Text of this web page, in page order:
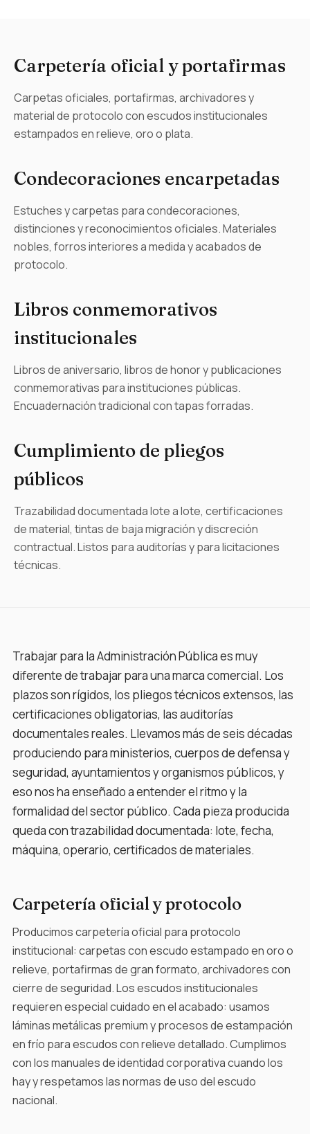
Servicios para el sector
Carpetería oficial y portafirmas
Carpetas oficiales, portafirmas, archivadores y
material de protocolo con escudos institucionales
estampados en relieve, oro o plata.
Condecoraciones encarpetadas
Estuches y carpetas para condecoraciones,
distinciones y reconocimientos oficiales. Materiales
nobles, forros interiores a medida y acabados de
protocolo.
Libros conmemorativos
institucionales
Libros de aniversario, libros de honor y publicaciones
conmemorativas para instituciones públicas.
Encuadernación tradicional con tapas forradas.
Cumplimiento de pliegos
públicos
Trazabilidad documentada lote a lote, certificaciones
de material, tintas de baja migración y discreción
contractual. Listos para auditorías y para licitaciones
técnicas.
Trabajar para la Administración Pública es muy
diferente de trabajar para una marca comercial. Los
plazos son rígidos, los pliegos técnicos extensos, las
certificaciones obligatorias, las auditorías
documentales reales. Llevamos más de seis décadas
produciendo para ministerios, cuerpos de defensa y
seguridad, ayuntamientos y organismos públicos, y
eso nos ha enseñado a entender el ritmo y la
formalidad del sector público. Cada pieza producida
queda con trazabilidad documentada: lote, fecha,
máquina, operario, certificados de materiales.
Carpetería oficial y protocolo
Producimos carpetería oficial para protocolo
institucional: carpetas con escudo estampado en oro o
relieve, portafirmas de gran formato, archivadores con
cierre de seguridad. Los escudos institucionales
requieren especial cuidado en el acabado: usamos
láminas metálicas premium y procesos de estampación
en frío para escudos con relieve detallado. Cumplimos
con los manuales de identidad corporativa cuando los
hay y respetamos las normas de uso del escudo
nacional.